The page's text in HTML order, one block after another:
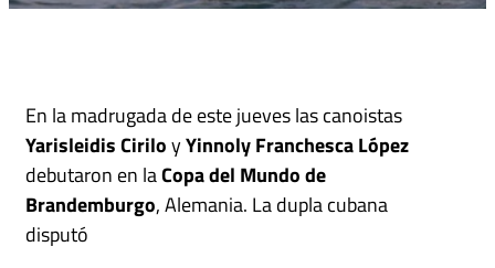
En la madrugada de este jueves las canoistas
Yarisleidis CiriloyYinnoly Franchesca López
debutaron en laCopa del Mundo de
Brandemburgo, Alemania. La dupla cubana
disputó